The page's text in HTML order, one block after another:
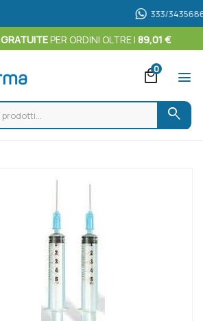
333/
GRATUITEPER ORDINI OLTRE I 89,01 €
local_mall
0
menu
search